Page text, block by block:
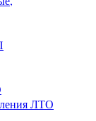
ЛТО